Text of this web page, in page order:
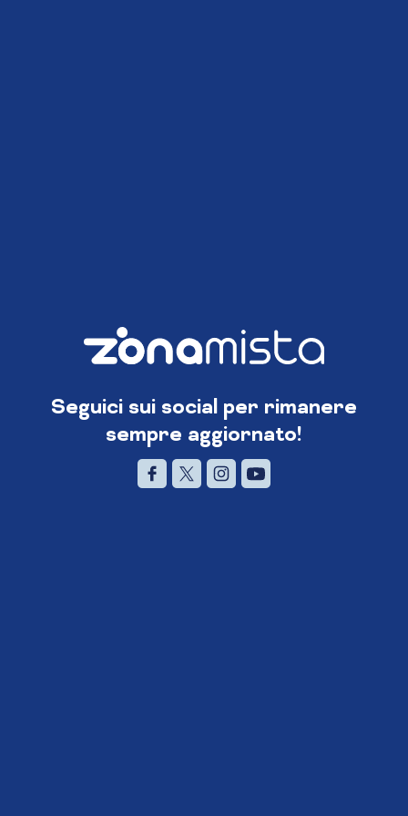
Seguici sui social per rimanere
sempre aggiornato!